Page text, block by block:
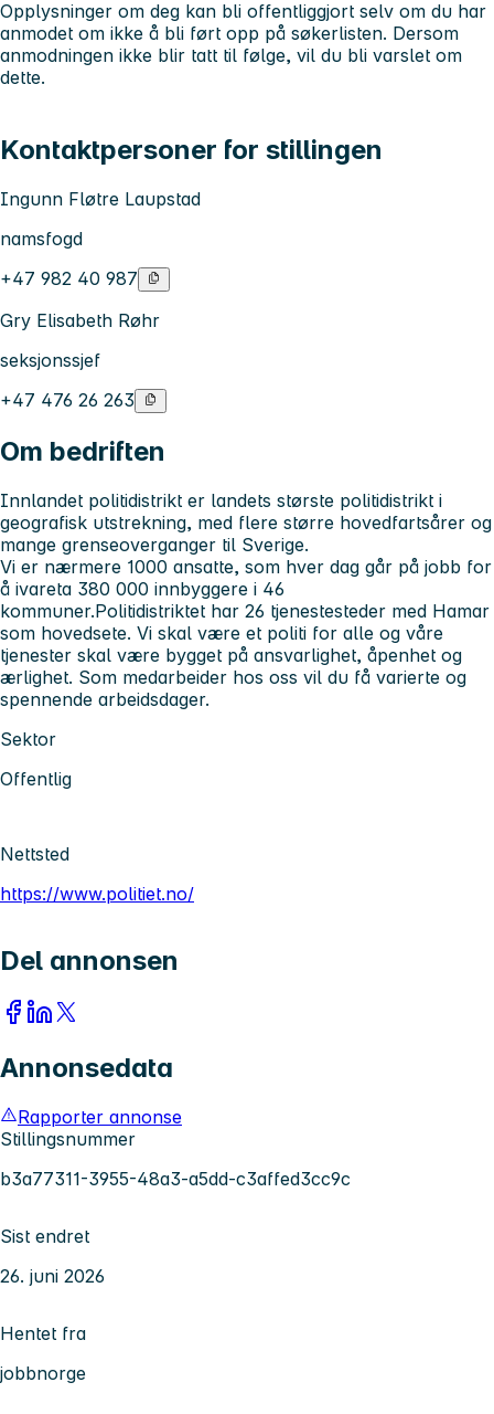
Opplysninger om deg kan bli offentliggjort selv om du har
anmodet om ikke å bli ført opp på søkerlisten. Dersom
anmodningen ikke blir tatt til følge, vil du bli varslet om
dette.
Kontaktpersoner for stillingen
Ingunn Fløtre Laupstad
namsfogd
+47 982 40 987
Gry Elisabeth Røhr
seksjonssjef
+47 476 26 263
Om bedriften
Innlandet politidistrikt er landets største politidistrikt i
geografisk utstrekning, med flere større hovedfartsårer og
mange grenseoverganger til Sverige.
Vi er nærmere 1000 ansatte, som hver dag går på jobb for
å ivareta 380 000 innbyggere i 46
kommuner.Politidistriktet har 26 tjenestesteder med Hamar
som hovedsete. Vi skal være et politi for alle og våre
tjenester skal være bygget på ansvarlighet, åpenhet og
ærlighet. Som medarbeider hos oss vil du få varierte og
spennende arbeidsdager.
Sektor
Offentlig
Nettsted
https://www.politiet.no/
Del annonsen
Annonsedata
Rapporter annonse
Stillingsnummer
b3a77311-3955-48a3-a5dd-c3affed3cc9c
Sist endret
26. juni 2026
Hentet fra
jobbnorge